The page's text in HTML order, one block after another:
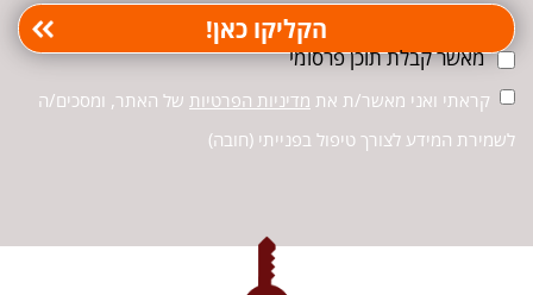
מאשר קבלת תוכן פרסומי
קראתי ואני מאשר/ת את מדיניות הפרטיות של האתר, ומסכים/ה
לשמירת המידע לצורך טיפול בפנייתי (חובה)